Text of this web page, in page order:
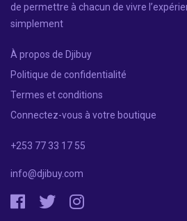
de permettre à chacun de vivre
simplement
À propos de Djibuy
Politique de confidentialité
Termes et conditions
Connectez-vous à votre boutique
+253 77 33 17 55
info@djibuy.com